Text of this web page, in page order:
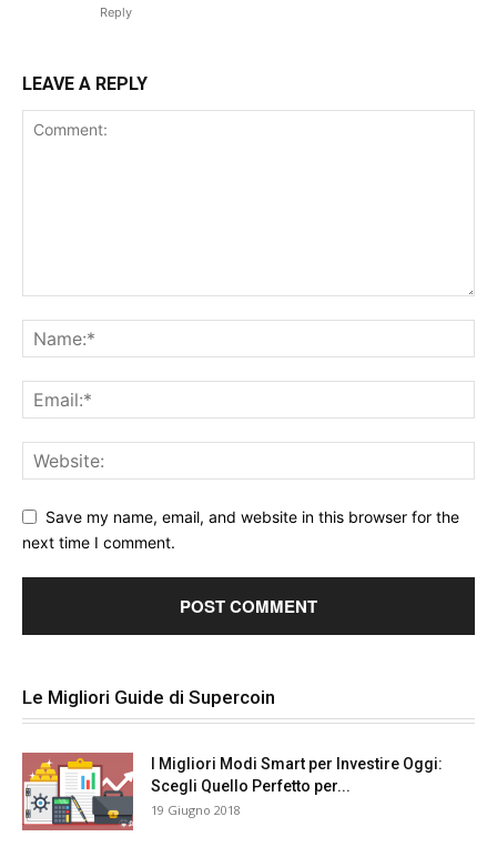
Reply
LEAVE A REPLY
Save my name, email, and website in this browser for the
next time I comment.
Le Migliori Guide di Supercoin
I Migliori Modi Smart per Investire Oggi:
Scegli Quello Perfetto per...
19 Giugno 2018